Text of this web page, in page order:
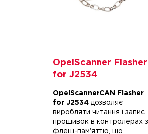
OpelScanner Flasher
for J2534
OpelScannerCAN Flasher
for J2534дозволяє
виробляти читання і запис
прошивок в контролерах з
флеш-пам'яттю, що